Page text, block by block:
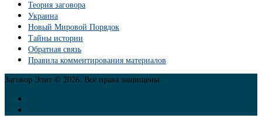
Теория заговора
Украина
Новый Мировой Порядок
Тайны истории
Обратная связь
Правила комментирования материалов
Заговор Элит © 2026. Все права защищены.